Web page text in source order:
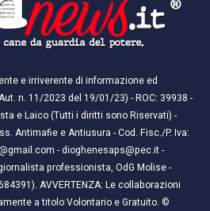
e irriverente di informazione ed
n. 11/2023 del 19/01/23) - ROC: 39938 -
e Laico (Tutti i diritti sono Riservati) -
Antimafie e Antiusura - Cod. Fisc./P. Iva:
- dioghenesaps@pec.it -
professionista, OdG Molise -
AVVERTENZA: Le collaborazioni
a titolo Volontario e Gratuito. ©